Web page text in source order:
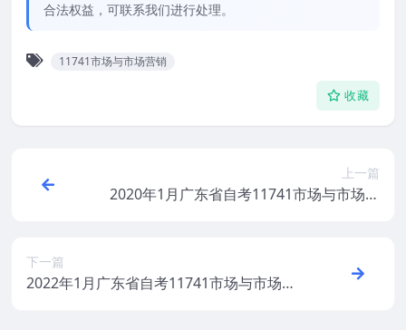
合法权益，可联系我们进行处理。
11741市场与市场营销
收藏
上一篇
2020年1月广东省自考11741市场与市场营
下一篇
2022年1月广东省自考11741市场与市场营